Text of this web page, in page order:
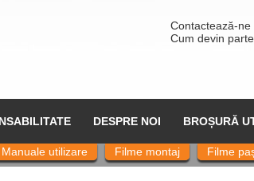
Contactează-ne
Cum devin
DESPRE NOI BROȘURĂ
Filme
Filme montaj
Manuale utilizare